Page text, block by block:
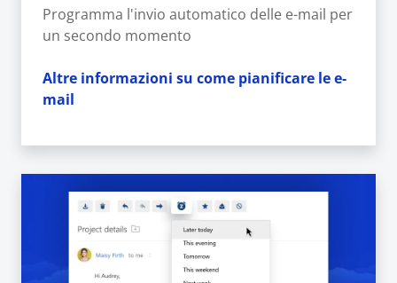
Programma l'invio automatico delle e-mail per
un secondo momento
Altre informazioni su come pianificare le e-
mail